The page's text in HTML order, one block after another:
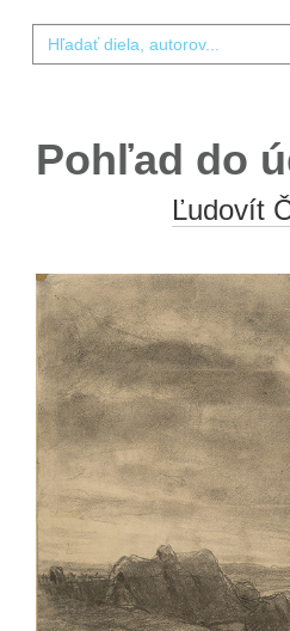
Pohľad do
Ľudovít